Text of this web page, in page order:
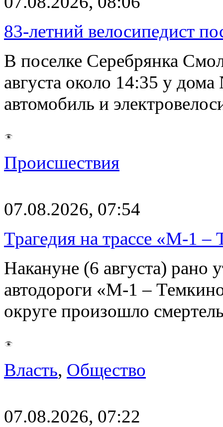
83-летний велосипедист
В поселке Серебрянка
августа около 14:35 у
автомобиль и
Происшествия
07.08.2026, 07:54
Трагедия на трассе «М-1 –
Накануне (6 августа) рано
автодороги «М-1 –
округе произошло
Власть, Общество
07.08.2026, 07:22